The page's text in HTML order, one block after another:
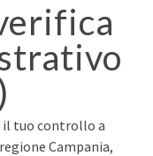
il tuo controllo a
Campania,